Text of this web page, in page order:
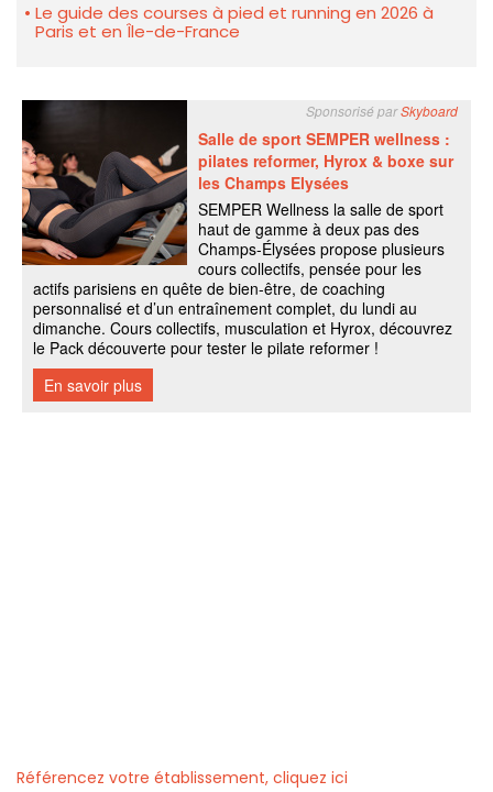
Le guide des courses à pied et running en 2026 à
Paris et en Île-de-France
Référencez votre établissement, cliquez ici